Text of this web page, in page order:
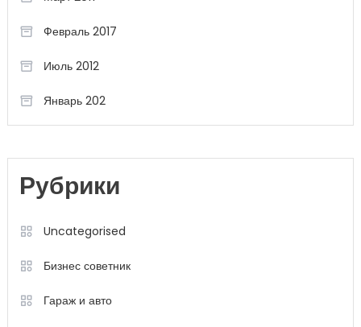
Февраль 2017
Июль 2012
Январь 202
Рубрики
Uncategorised
Бизнес советник
Гараж и авто